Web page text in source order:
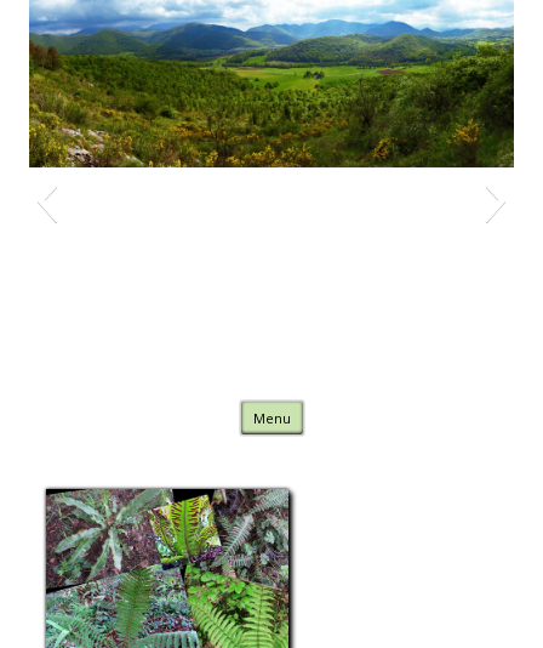
Nature Comminges
Menu Skip to content